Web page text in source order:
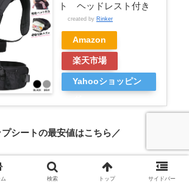
ト ヘッドレスト付き
created by Rinker
Amazon
楽天市場
Yahooショッピン
シートの最安値はこちら／
コぺルタcopertaヒップ
検索 トップ サイドバー